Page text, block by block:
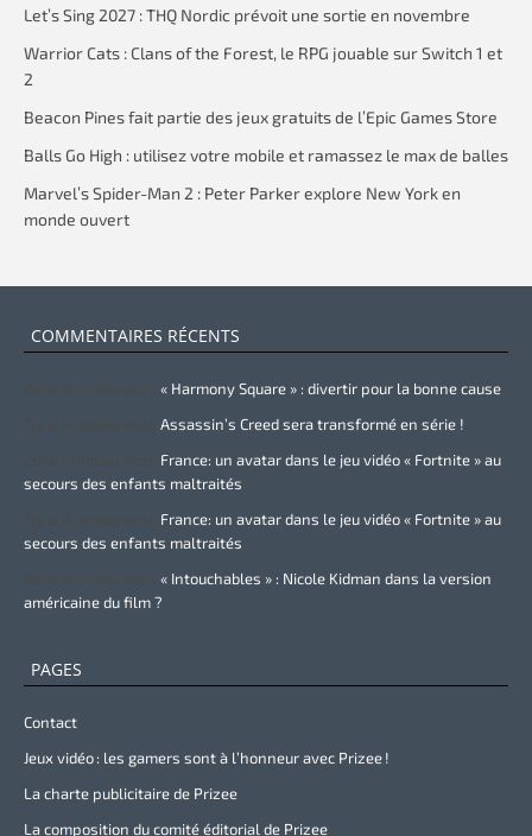
Let’s Sing 2027 : THQ Nordic prévoit une sortie en novembre
Warrior Cats : Clans of the Forest, le RPG jouable sur Switch 1 et
2
Beacon Pines fait partie des jeux gratuits de l’Epic Games Store
Balls Go High : utilisez votre mobile et ramassez le max de balles
Marvel’s Spider-Man 2 : Peter Parker explore New York en
monde ouvert
COMMENTAIRES RÉCENTS
« Harmony Square » : divertir pour la bonne cause
Assassin’s Creed sera transformé en série !
France: un avatar dans le jeu vidéo « Fortnite » au
secours des enfants maltraités
France: un avatar dans le jeu vidéo « Fortnite » au
secours des enfants maltraités
« Intouchables » : Nicole Kidman dans la version
américaine du film ?
PAGES
Contact
Jeux vidéo : les gamers sont à l’honneur avec Prizee !
La charte publicitaire de Prizee
La composition du comité éditorial de Prizee